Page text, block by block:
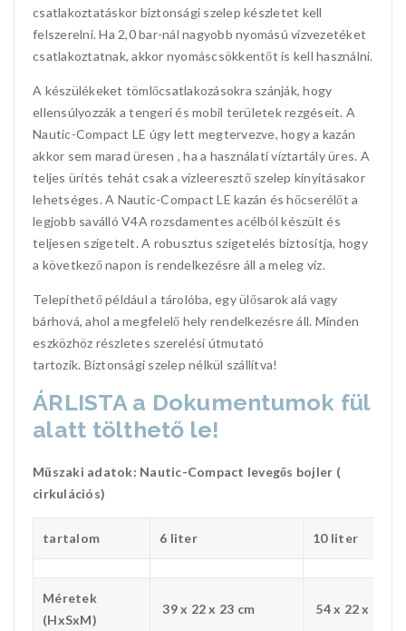
csatlakoztatáskor biztonsági szelep készletet kell
felszerelni. Ha 2,0 bar-nál nagyobb nyomású vízvezetéket
csatlakoztatnak, akkor nyomáscsökkentőt is kell használni.
A készülékeket tömlőcsatlakozásokra szánják, hogy
ellensúlyozzák a tengeri és mobil területek rezgéseit. A
Nautic-Compact LE úgy lett megtervezve, hogy a kazán
akkor sem marad üresen , ha a használati víztartály üres. A
teljes ürítés tehát csak a vízleeresztő szelep kinyitásakor
lehetséges. A Nautic-Compact LE kazán és hőcserélőt a
legjobb saválló V4A rozsdamentes acélból készült és
teljesen szigetelt. A robusztus szigetelés biztosítja, hogy
a következő napon is rendelkezésre áll a meleg víz.
Telepíthető például a tárolóba, egy ülősarok alá vagy
bárhová, ahol a megfelelő hely rendelkezésre áll. Minden
eszközhöz részletes szerelési útmutató
tartozik. Biztonsági szelep nélkül szállítva!
ÁRLISTA a Dokumentumok fül
alatt tölthető le!
Műszaki adatok: Nautic-Compact levegős bojler (
cirkulációs)
tartalom 6 liter 10 liter
Méretek
(HxSxM)
39 x 22 x 23 cm 54 x 22 x 23